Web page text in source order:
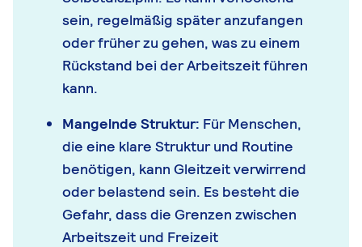
sein, regelmäßig später anzufangen
oder früher zu gehen, was zu einem
Rückstand bei der Arbeitszeit führen
kann.
Mangelnde Struktur: Für Menschen,
die eine klare Struktur und Routine
benötigen, kann Gleitzeit verwirrend
oder belastend sein. Es besteht die
Gefahr, dass die Grenzen zwischen
Arbeitszeit und Freizeit